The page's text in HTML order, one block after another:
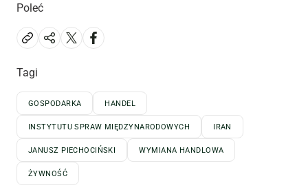
Poleć
Tagi
GOSPODARKA HANDEL
INSTYTUTU SPRAW MIĘDZYNARODOWYCH IRAN
JANUSZ PIECHOCIŃSKI WYMIANA HANDLOWA
ŻYWNOŚĆ